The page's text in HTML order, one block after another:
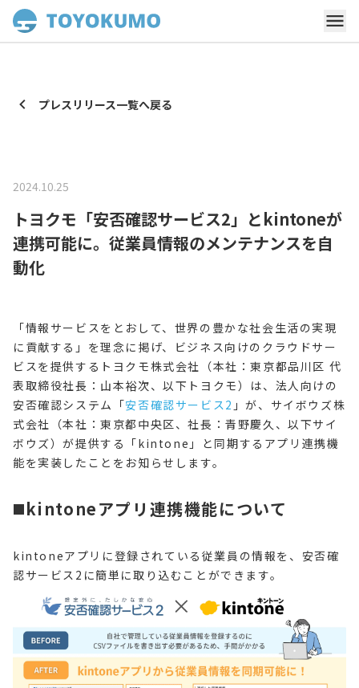
プレスリリース一覧へ戻る
2024.10.25
トヨクモ「安否確認サービス2」とkintoneが
連携可能に。従業員情報のメンテナンスを自
動化
「情報サービスをとおして、世界の豊かな社会生活の実現
に貢献する」を理念に掲げ、ビジネス向けのクラウドサー
ビスを提供するトヨクモ株式会社（本社：東京都品川区 代
表取締役社長：山本裕次、以下トヨクモ）は、法人向けの
安否確認システム「安否確認サービス2 」が、サイボウズ株
式会社（本社：東京都中央区、社長：青野慶久、以下サイ
ボウズ）が提供する「kintone」と同期するアプリ連携機
能を実装したことをお知らせします。
◼️kintoneアプリ連携機能について
kintoneアプリに登録されている従業員の情報を、安否確
認サービス2に簡単に取り込むことができます。